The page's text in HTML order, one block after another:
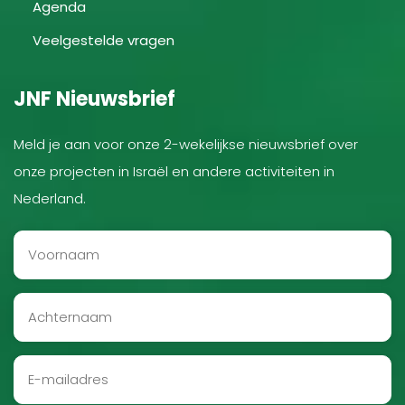
Agenda
Veelgestelde vragen
JNF Nieuwsbrief
Meld je aan voor onze 2-wekelijkse nieuwsbrief over
onze projecten in Israël en andere activiteiten in
Nederland.